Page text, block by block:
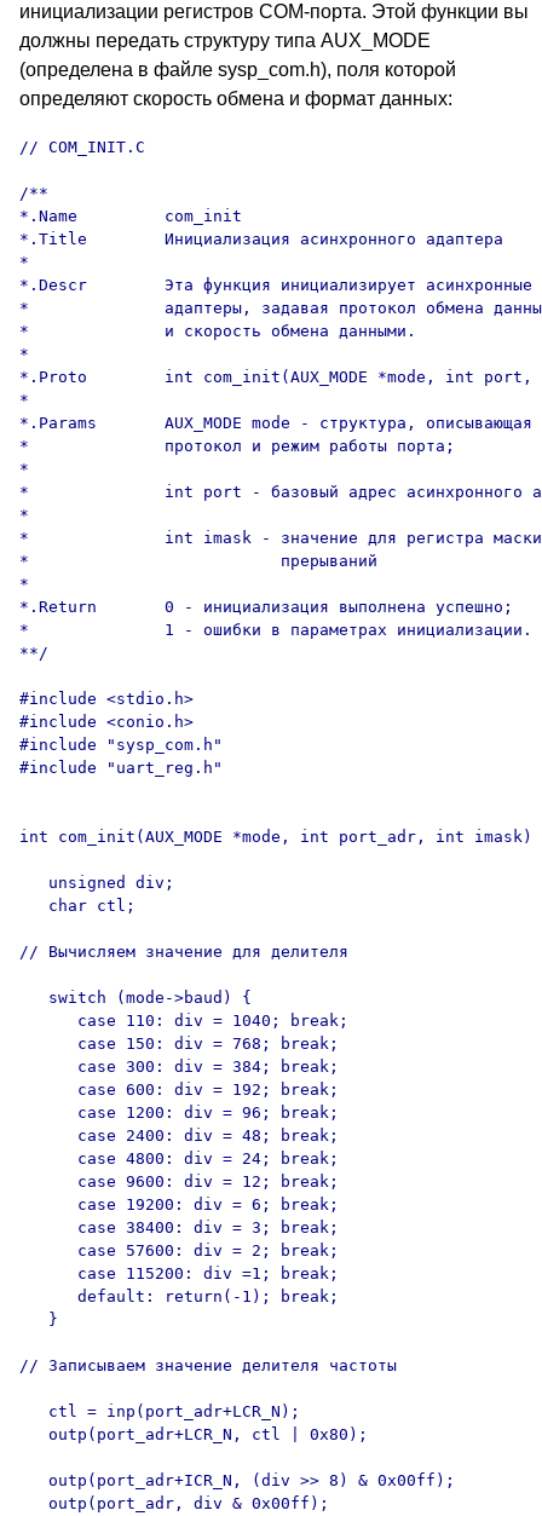
инициализации регистров COM-порта. Этой функции вы
должны передать структуру типа AUX_MODE
(определена в файле sysp_com.h), поля которой
определяют скорость обмена и формат данных:
// COM_INIT.C
/**
*.Name         com_init
*.Title        Инициализация асинхронного адаптера
*
*.Descr        Эта функция инициализирует асинхронные
*              адаптеры, задавая протокол обмена
*              и скорость обмена данными.
*
*.Proto        int com_init(AUX_MODE *mode, int
*
*.Params       AUX_MODE mode - структура, описывающая
*              протокол и режим работы порта;
*
*              int port - базовый адрес асинхронного
*
*              int imask - значение для регистра маски
*                          прерываний
*
*.Return       0 - инициализация выполнена успешно;
*              1 - ошибки в параметрах инициализации.
**/
#include <stdio.h>
#include <conio.h>
#include "sysp_com.h"
#include "uart_reg.h"
int com_init(AUX_MODE *mode, int port_adr, int imask)
   unsigned div;
   char ctl;
// Вычисляем значение для делителя
   switch (mode->baud) {
      case 110: div = 1040; break;
      case 150: div = 768; break;
      case 300: div = 384; break;
      case 600: div = 192; break;
      case 1200: div = 96; break;
      case 2400: div = 48; break;
      case 4800: div = 24; break;
      case 9600: div = 12; break;
      case 19200: div = 6; break;
      case 38400: div = 3; break;
      case 57600: div = 2; break;
      case 115200: div =1; break;
      default: return(-1); break;
   }
// Записываем значение делителя частоты
   ctl = inp(port_adr+LCR_N);
   outp(port_adr+LCR_N, ctl | 0x80);
   outp(port_adr+ICR_N, (div >> 8) & 0x00ff);
   outp(port_adr, div & 0x00ff);